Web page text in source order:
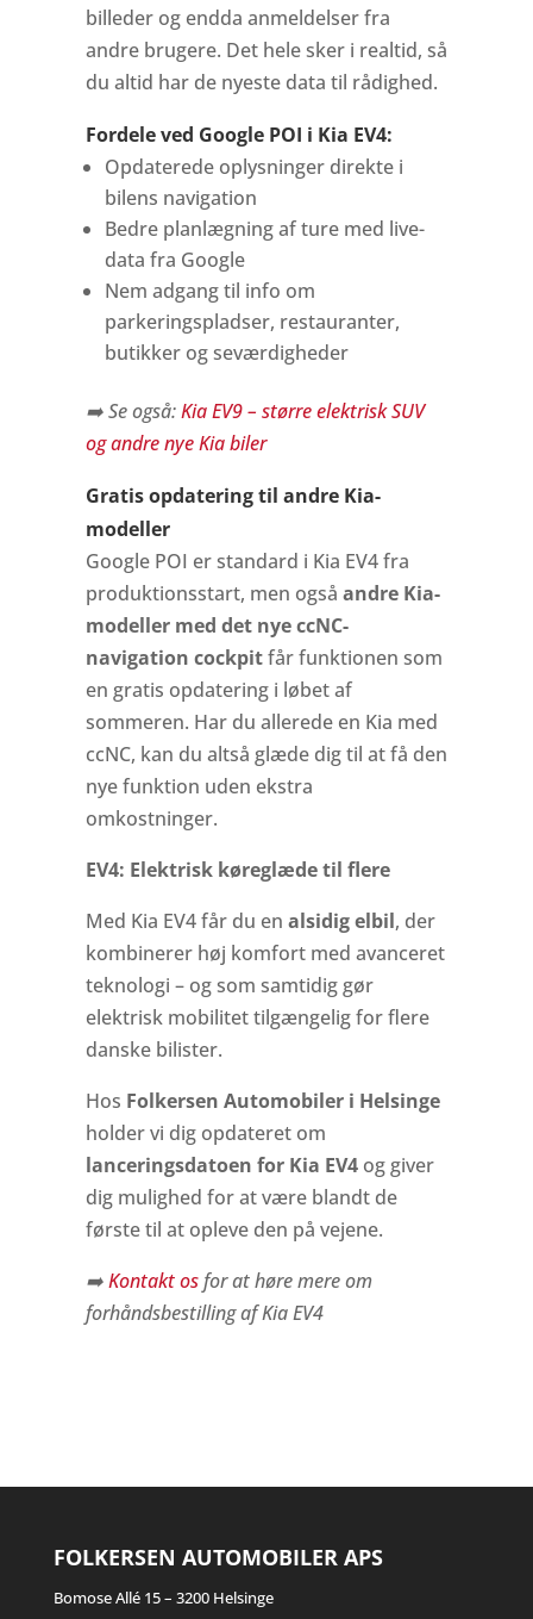
billeder og endda anmeldelser fra
andre brugere. Det hele sker i realtid, så
du altid har de nyeste data til rådighed.
Fordele ved Google POI i Kia EV4:
Opdaterede oplysninger direkte i
bilens navigation
Bedre planlægning af ture med live-
data fra Google
Nem adgang til info om
parkeringspladser, restauranter,
butikker og seværdigheder
➡️ Se også:Kia EV9 – større elektrisk SUV
og andre nye Kia biler
Gratis opdatering til andre Kia-
modeller
Google POI er standard i Kia EV4 fra
produktionsstart, men også andre Kia-
modeller med det nye ccNC-
navigation cockpitfår funktionen som
en gratis opdatering i løbet af
sommeren. Har du allerede en Kia med
ccNC, kan du altså glæde dig til at få den
nye funktion uden ekstra
omkostninger.
EV4: Elektrisk køreglæde til flere
Med Kia EV4 får du en alsidig elbil, der
kombinerer høj komfort med avanceret
teknologi – og som samtidig gør
elektrisk mobilitet tilgængelig for flere
danske bilister.
Hos Folkersen Automobiler i Helsinge
holder vi dig opdateret om
lanceringsdatoen for Kia EV4og giver
dig mulighed for at være blandt de
første til at opleve den på vejene.
➡️Kontakt osfor at høre mere om
forhåndsbestilling af Kia EV4
FOLKERSEN AUTOMOBILER APS
Bomose Allé 15 – 3200 Helsinge